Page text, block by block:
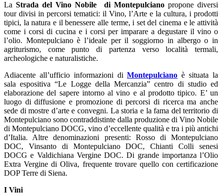
LaStrada del Vino Nobile di Montepulcianopropone diversi
tour divisi in percorsi tematici: il Vino, l’Arte e la cultura, i prodotti
tipici, la natura e il benessere alle terme, i set del cinema e le attività
come i corsi di cucina e i corsi per imparare a degustare il vino o
l’olio. Montepulciano è l’ideale per il soggiorno in albergo o in
agriturismo, come punto di partenza verso località termali,
archeologiche e naturalistiche.
Adiacente all’ufficio informazioni diMontepulciano è situata la
sala espositiva “Le Logge della Mercanzia” centro di studio ed
elaborazione del sapere intorno al vino e al prodotto tipico. E’ un
luogo di diffusione e promozione di percorsi di ricerca ma anche
sede di mostre d’arte e convegni. La storia e la fama del territorio di
Montepulciano sono contraddistinte dalla produzione di Vino Nobile
di Montepulciano DOCG, vino d’eccellente qualità e tra i più antichi
d’Italia. Altre denominazioni presenti: Rosso di Montepulciano
DOC, Vinsanto di Montepulciano DOC, Chianti Colli senesi
DOCG e Valdichiana Vergine DOC. Di grande importanza l’Olio
Extra Vergine di Oliva, frequente trovare quello con certificazione
DOP Terre di Siena.
I Vini